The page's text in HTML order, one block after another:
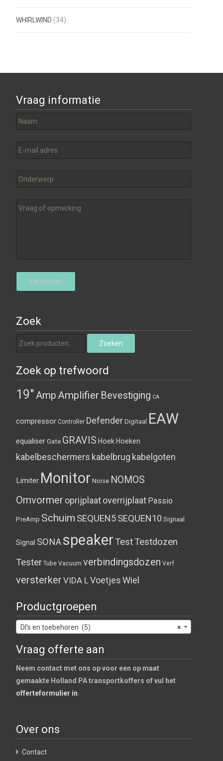
WHIRLWIND (34)
Vraag informatie
Zoek
Zoeken naar: Zoeken
Zoek op trefwoord
19" Amp Amplifier Bevestiging CA
compressor Controller Defender Digitaal EAW
equaliser Gate GRAVIS Hoek Hoeken
kabelbeschermers kabelbrug kabelgoten
Limiter Monitor Noise NOMOS
Omvormer oprijplaatoverrijplaat Passio
PreAmp Schuim SEQUEN5SEQUEN10 Signaal
Signal SONAspeakerTestTestdozen
Tester Tube Vacuum verbindingsdozen Verf
versterker VIDA L VoetjesWiel
Productgroepen
×
DI’s en toebehoren (5)
Vraag offerte aan
Neem contact met ons op voor een op maat
gemaakte Holland PA transportkoffers of vul het
offerteformulier in
Over ons
Contact